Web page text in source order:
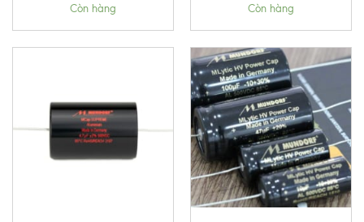
Còn hàng Còn hàng